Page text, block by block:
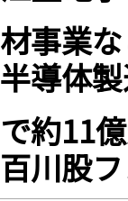
材事業
半導体
で約11
百川股